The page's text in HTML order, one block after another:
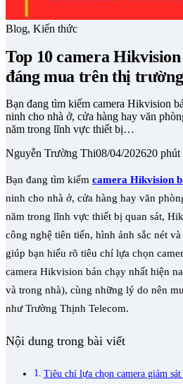
Blog, Kiến thức
Top 10 camera
đáng mua trên thị trường
Bạn đang tìm kiếm camera Hikvision
ninh cho nhà ở, cửa hàng hay văn
năm trong lĩnh vực thiết bị…
Nguyễn Trường Thi08/04/202620 phút
Bạn đang tìm kiếm camera Hikvision
ninh cho nhà ở, cửa hàng hay văn
năm trong lĩnh vực thiết bị quan sát,
công nghệ tiên tiến, hình ảnh sắc nét
giúp bạn hiểu rõ tiêu chí lựa chọn
camera Hikvision bán chạy nhất hiện
và trong nhà), cùng những lý do nên
như Trường Thịnh Telecom.
Nội dung trong bài viết
Tiêu chí lựa chọn camera giám